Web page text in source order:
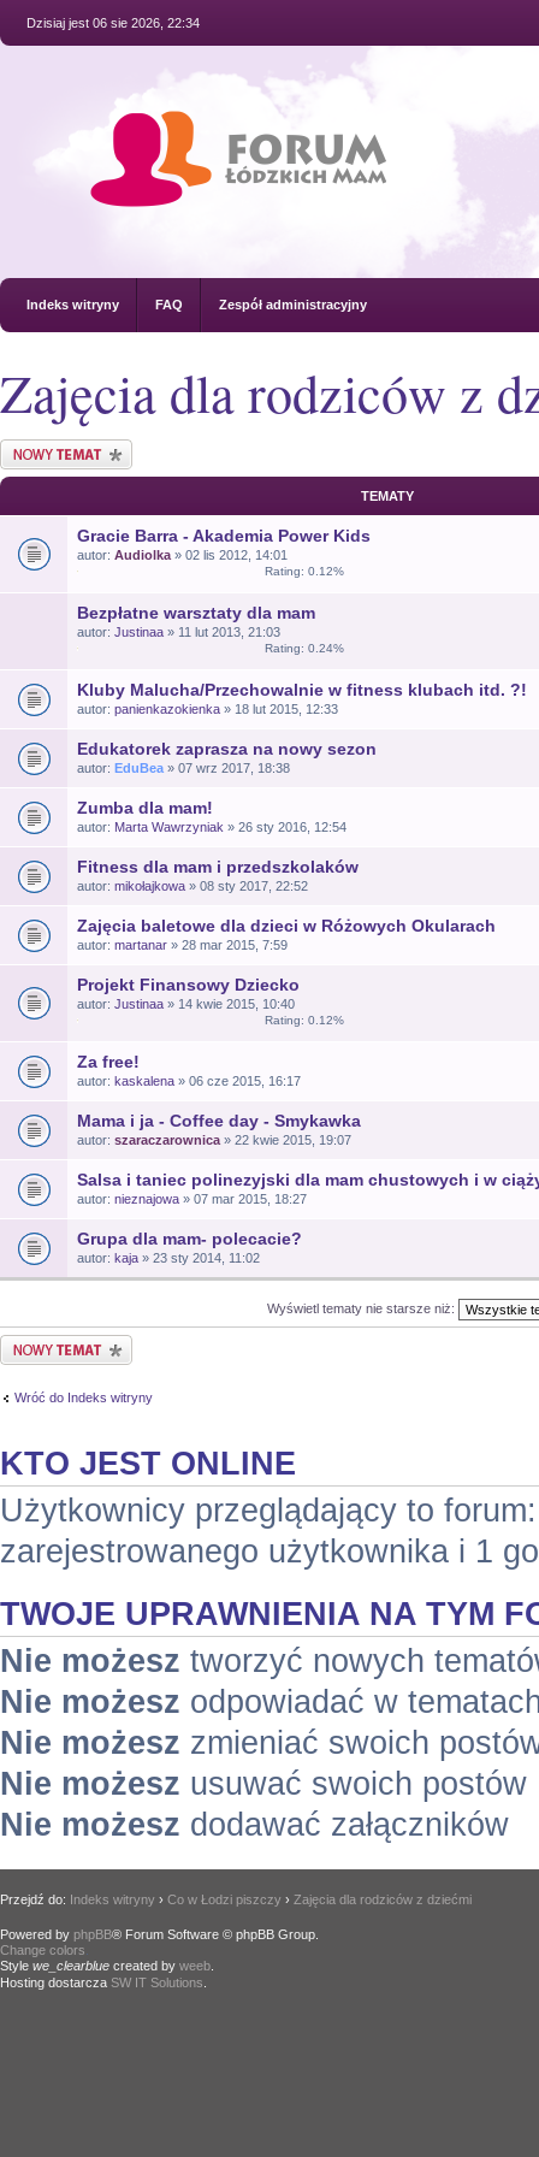
Dzisiaj jest 06 sie 2026, 22:34
Indeks witryny FAQ Zespół administracyjny
Zajęcia dla rodziców z
Nowy temat
TEMATY
Gracie Barra - Akademia Power Kids
autor: Audiolka » 02 lis 2012, 14:01
Rating: 0.12%
Bezpłatne warsztaty dla mam
autor: Justinaa » 11 lut 2013, 21:03
Rating: 0.24%
Kluby Malucha/Przechowalnie w fitness klubach itd. ?!
autor: panienkazokienka » 18 lut 2015, 12:33
Edukatorek zaprasza na nowy sezon
autor: EduBea » 07 wrz 2017, 18:38
Zumba dla mam!
autor: Marta Wawrzyniak » 26 sty 2016, 12:54
Fitness dla mam i przedszkolaków
autor: mikołajkowa » 08 sty 2017, 22:52
Zajęcia baletowe dla dzieci w Różowych Okularach
autor: martanar » 28 mar 2015, 7:59
Projekt Finansowy Dziecko
autor: Justinaa » 14 kwie 2015, 10:40
Rating: 0.12%
Za free!
autor: kaskalena » 06 cze 2015, 16:17
Mama i ja - Coffee day - Smykawka
autor: szaraczarownica » 22 kwie 2015, 19:07
Salsa i taniec polinezyjski dla mam chustowych i w
autor: nieznajowa » 07 mar 2015, 18:27
Grupa dla mam- polecacie?
autor: kaja » 23 sty 2014, 11:02
Wyświetl tematy nie starsze niż:
Nowy temat
Wróć do Indeks witryny
KTO JEST ONLINE
Użytkownicy przeglądający to
zarejestrowanego użytkownika i 1
TWOJE UPRAWNIENIA NA TYM
Nie możesz tworzyć nowych
Nie możesz odpowiadać w
Nie możesz zmieniać swoich
Nie możesz usuwać swoich postów
Nie możesz dodawać załączników
Przejdź do: Indeks witryny › Co w Łodzi piszczy › Zajęcia dla rodziców z dziećmi
Powered by phpBB® Forum Software © phpBB Group.
Change colors
Style we_clearblue created by weeb
Hosting dostarcza SW IT Solutions